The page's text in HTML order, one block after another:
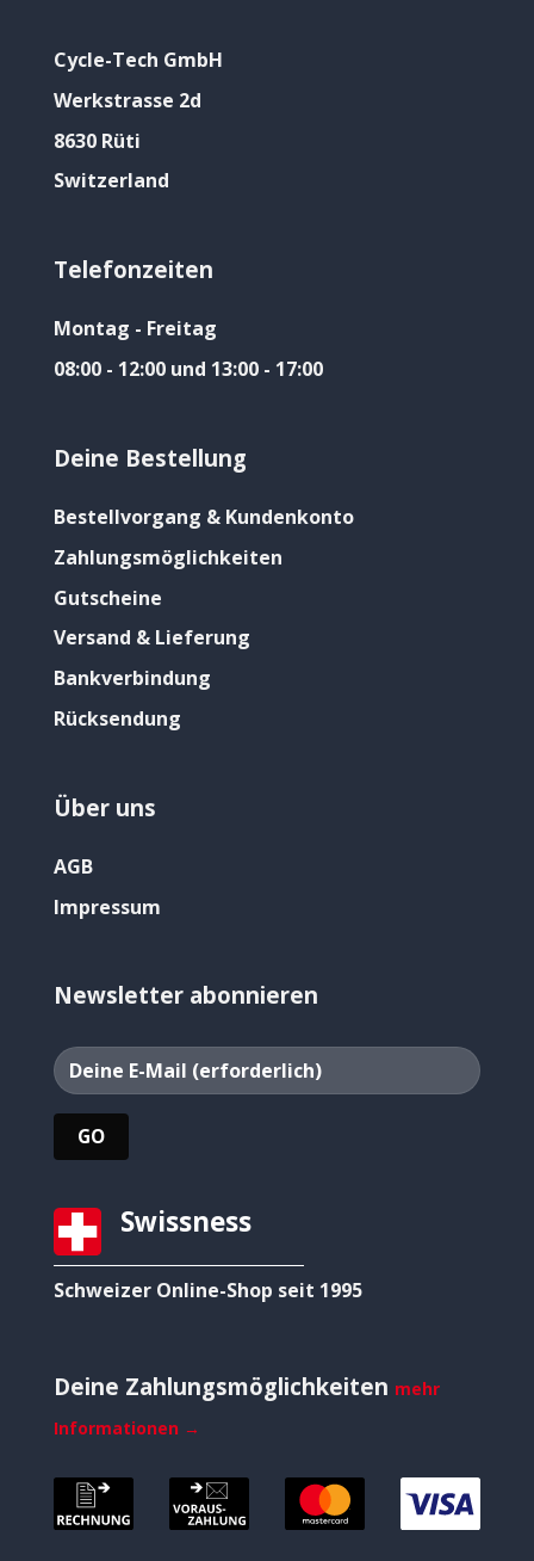
Cycle-Tech GmbH
Werkstrasse 2d
8630 Rüti
Switzerland
Telefonzeiten
Montag - Freitag
08:00 - 12:00 und 13:00 - 17:00
Deine Bestellung
Bestellvorgang & Kundenkonto
Zahlungsmöglichkeiten
Gutscheine
Versand & Lieferung
Bankverbindung
Rücksendung
Über uns
AGB
Impressum
Newsletter abonnieren
Swissness
Schweizer Online-Shop seit 1995
Deine Zahlungsmöglichkeiten mehr
Informationen →